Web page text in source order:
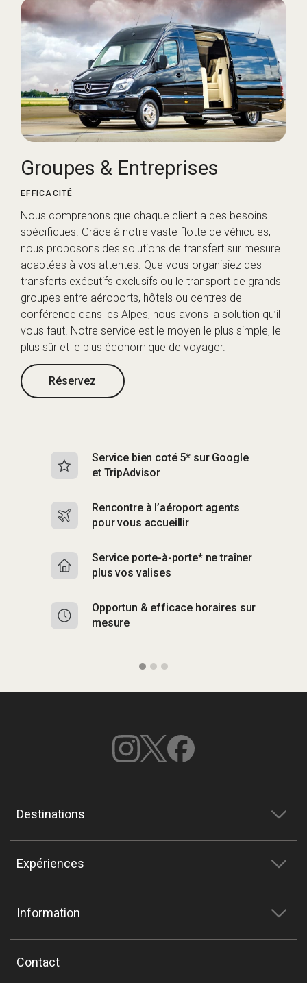
Groupes & Entreprises
EFFICACITÉ
Nous comprenons que chaque client a des besoins
spécifiques. Grâce à notre vaste flotte de véhicules,
nous proposons des solutions de transfert sur mesure
adaptées à vos attentes. Que vous organisiez des
transferts exécutifs exclusifs ou le transport de grands
groupes entre aéroports, hôtels ou centres de
conférence dans les Alpes, nous avons la solution qu’il
vous faut. Notre service est le moyen le plus simple, le
plus sûr et le plus économique de voyager.
Réservez
Service bien coté 5* sur Google
et TripAdvisor
Rencontre à l’aéroport agents
pour vous accueillir
Service porte-à-porte* ne traîner
plus vos valises
Opportun & efficace horaires sur
mesure
Destinations
Expériences
Information
Contact